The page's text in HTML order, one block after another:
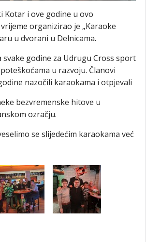
Kotar i ove godine u ovo
organizirao je „Karaoke
u dvorani u Delnicama.
svake godine za Udrugu Cross sport
u razvoju. Članovi
nazočili karaokama i otpjevali
bezvremenske hitove u
ozračju.
se slijedećim karaokama već